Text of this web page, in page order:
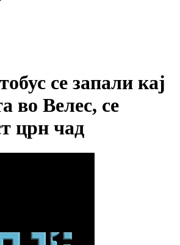
се запали кај
во Велес, се
црн чад